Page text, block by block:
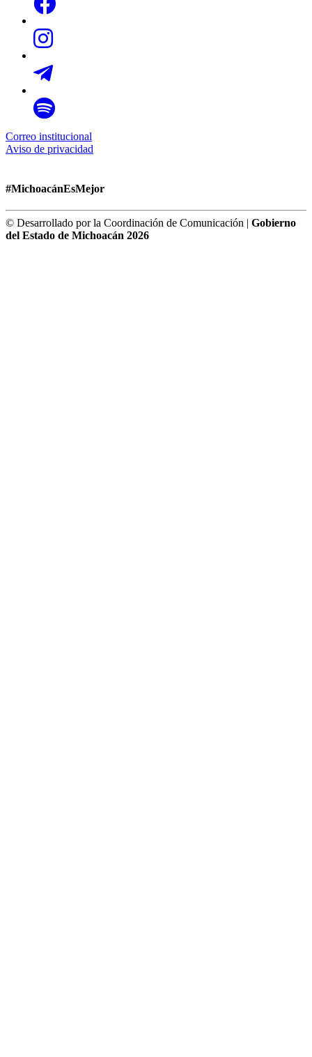
Correo institucional
Aviso de privacidad
#MichoacánEsMejor
© Desarrollado por la Coordinación de Comunicación | Gobierno
del Estado de Michoacán 2026